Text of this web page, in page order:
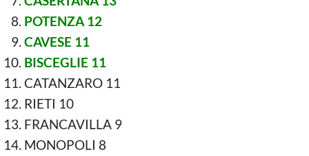
POTENZA 12
CAVESE 11
BISCEGLIE 11
CATANZARO 11
RIETI 10
FRANCAVILLA 9
MONOPOLI 8